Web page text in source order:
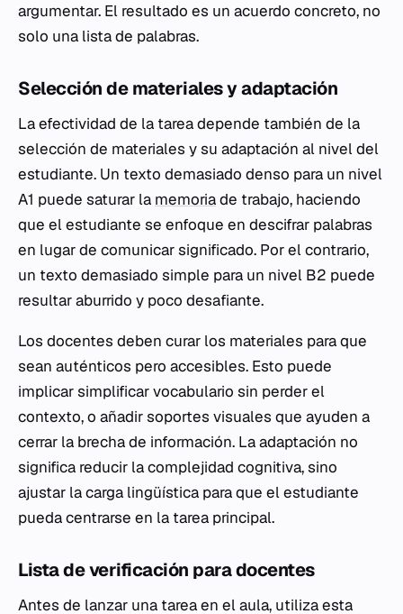
argumentar. El resultado es un acuerdo concreto, no
solo una lista de palabras.
Selección de materiales y adaptación
La efectividad de la tarea depende también de la
selección de materiales y su adaptación al nivel del
estudiante. Un texto demasiado denso para un nivel
A1 puede saturar la memoriade trabajo, haciendo
que el estudiante se enfoque en descifrar palabras
en lugar de comunicar significado. Por el contrario,
un texto demasiado simple para un nivel B2 puede
resultar aburrido y poco desafiante.
Los docentes deben curar los materiales para que
sean auténticos pero accesibles. Esto puede
implicar simplificar vocabulario sin perder el
contexto, o añadir soportes visuales que ayuden a
cerrar la brecha de información. La adaptación no
significa reducir la complejidad cognitiva, sino
ajustar la carga lingüística para que el estudiante
pueda centrarse en la tarea principal.
Lista de verificación para docentes
Antes de lanzar una tarea en el aula, utiliza esta